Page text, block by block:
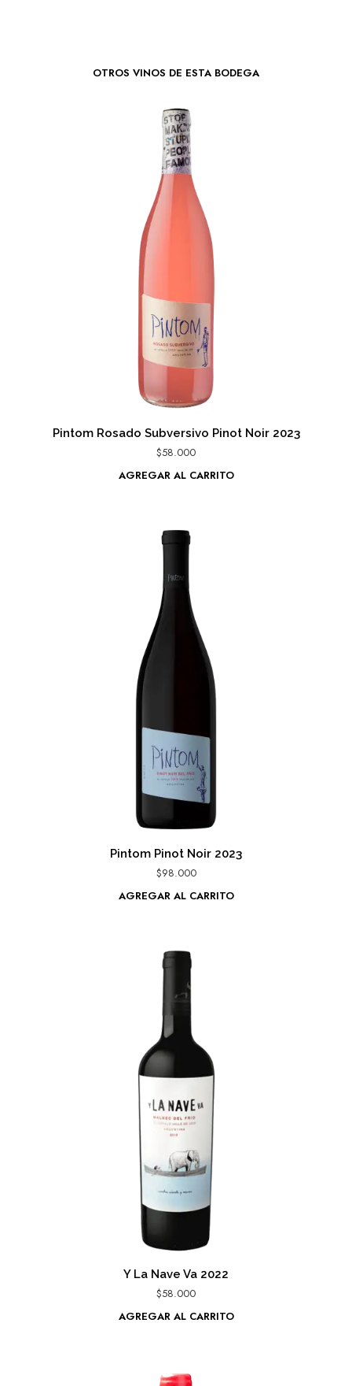
OTROS VINOS DE ESTA BODEGA
Pintom Rosado Subversivo Pinot Noir 2023
$58.000
AGREGAR AL CARRITO
Pintom Pinot Noir 2023
$98.000
AGREGAR AL CARRITO
Y La Nave Va 2022
$58.000
AGREGAR AL CARRITO